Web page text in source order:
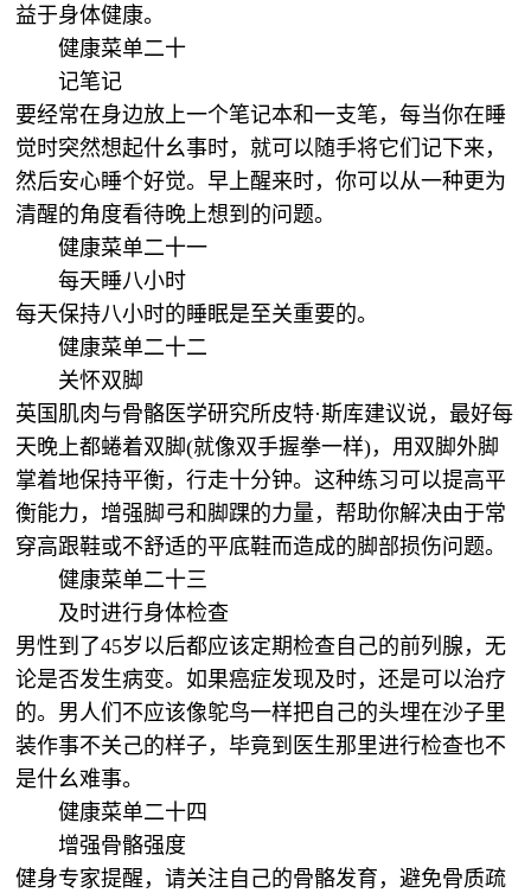
益于身体健康。
健康菜单二十
记笔记
要经常在身边放上一个笔记本和一支笔，每当你在睡
觉时突然想起什幺事时，就可以随手将它们记下来，
然后安心睡个好觉。早上醒来时，你可以从一种更为
清醒的角度看待晚上想到的问题。
健康菜单二十一
每天睡八小时
每天保持八小时的睡眠是至关重要的。
健康菜单二十二
关怀双脚
英国肌肉与骨骼医学研究所皮特·斯库建议说，最好每
天晚上都蜷着双脚(就像双手握拳一样)，用双脚外脚
掌着地保持平衡，行走十分钟。这种练习可以提高平
衡能力，增强脚弓和脚踝的力量，帮助你解决由于常
穿高跟鞋或不舒适的平底鞋而造成的脚部损伤问题。
健康菜单二十三
及时进行身体检查
男性到了45岁以后都应该定期检查自己的前列腺，无
论是否发生病变。如果癌症发现及时，还是可以治疗
的。男人们不应该像鸵鸟一样把自己的头埋在沙子里
装作事不关己的样子，毕竟到医生那里进行检查也不
是什幺难事。
健康菜单二十四
增强骨骼强度
健身专家提醒，请关注自己的骨骼发育，避免骨质疏